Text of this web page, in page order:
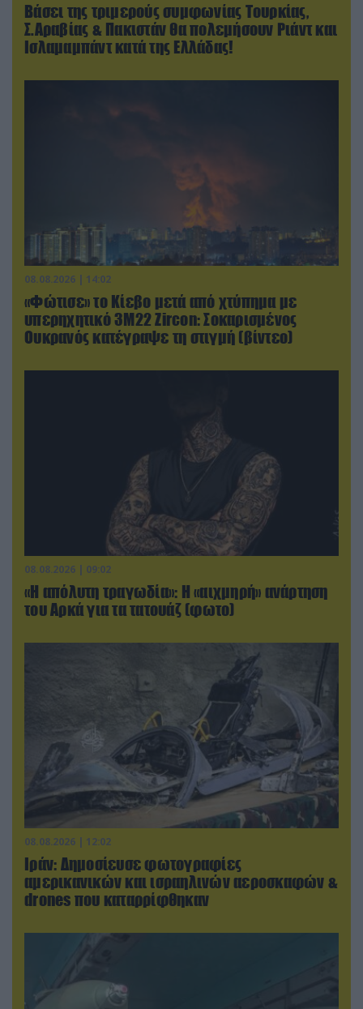
Βάσει της τριμερούς συμφωνίας Τουρκίας,
Σ.Αραβίας & Πακιστάν θα πολεμήσουν Ριάντ και
Ισλαμαμπάντ κατά της Ελλάδας!
08.08.2026 | 14:02
«Φώτισε» το Κίεβο μετά από χτύπημα με
υπερηχητικό 3M22 Zircon: Σοκαρισμένος
Ουκρανός κατέγραψε τη στιγμή (βίντεο)
08.08.2026 | 09:02
«Η απόλυτη τραγωδία»: Η «αιχμηρή» ανάρτηση
του Αρκά για τα τατουάζ (φωτο)
08.08.2026 | 12:02
Ιράν: Δημοσίευσε φωτογραφίες
αμερικανικών και ισραηλινών αεροσκαφών &
drones που καταρρίφθηκαν